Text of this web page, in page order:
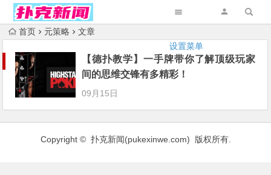
设置菜单
首页 元策略 文章
【德扑教学】一手牌带你了解顶级玩家
间的思维交锋有多精彩！
09月15日
Copyright © 扑克新闻(pukexinwe.com) 版权所有.